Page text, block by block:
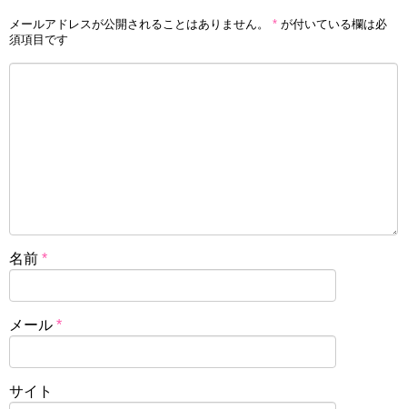
メールアドレスが公開されることはありません。 * が付いている欄は必
須項目です
名前 *
メール *
サイト